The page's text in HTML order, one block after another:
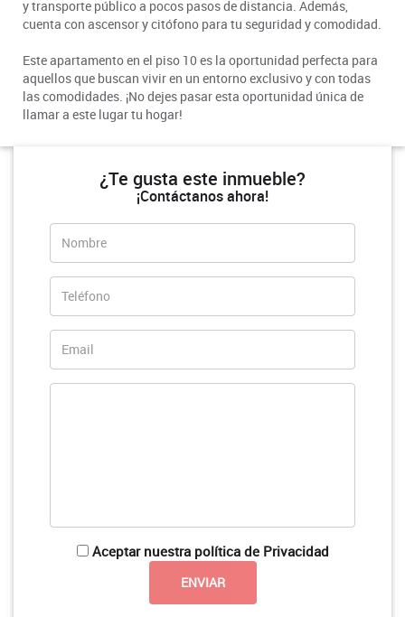
y transporte público a pocos pasos de distancia. Además,
cuenta con ascensor y citófono para tu seguridad y comodidad.
Este apartamento en el piso 10 es la oportunidad perfecta para
aquellos que buscan vivir en un entorno exclusivo y con todas
las comodidades. ¡No dejes pasar esta oportunidad única de
llamar a este lugar tu hogar!
¿Te gusta este inmueble?
¡Contáctanos ahora!
Aceptar nuestra política de Privacidad